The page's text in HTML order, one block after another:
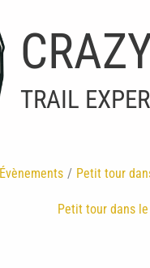
TRAIL
Évènements Petit tour
Petit tour dans